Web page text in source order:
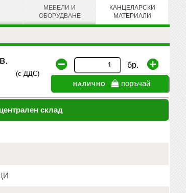
МЕБЕЛИ И
ОБОРУДВАНЕ
КАНЦЕЛАРСКИ
МАТЕРИАЛИ
(с ДДС)
бр.
налично поръчай
склад